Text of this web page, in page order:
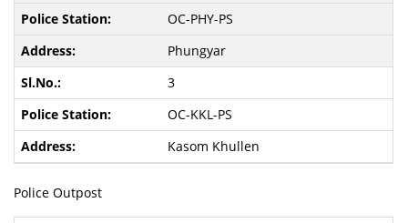
OC-PHY-PS
Phungyar
3
OC-KKL-PS
Kasom Khullen
Police Outpost